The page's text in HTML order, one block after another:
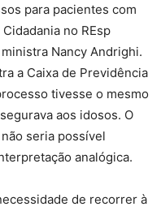
para pacientes com
no REsp
Nancy Andrighi.
a Caixa de Previdência
tivesse o mesmo
aos idosos. O
seria possível
analógica.
de recorrer à